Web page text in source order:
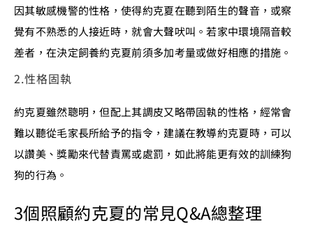
因其敏感機警的性格，使得約克夏在聽到陌生的聲音，或察
覺有不熟悉的人接近時，就會大聲吠叫。若家中環境隔音較
差者，在決定飼養約克夏前須多加考量或做好相應的措施。
2.性格固執
約克夏雖然聰明，但配上其調皮又略帶固執的性格，經常會
難以聽從毛家長所給予的指令，建議在教導約克夏時，可以
以讚美、獎勵來代替責罵或處罰，如此將能更有效的訓練狗
狗的行為。
3個照顧約克夏的常見Q&A總整理